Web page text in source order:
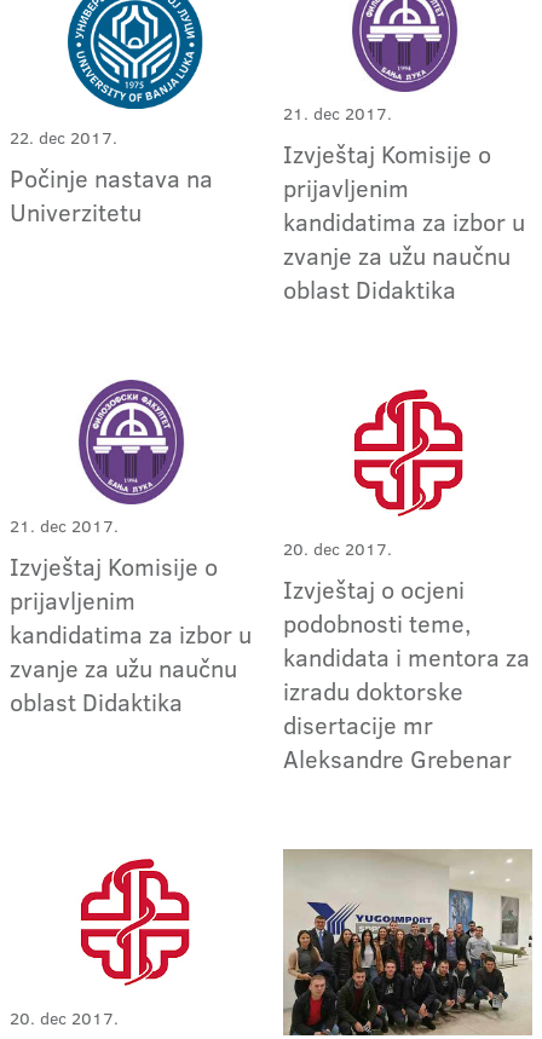
22. dec 2017.
Počinje nastava na
Univerzitetu
21. dec 2017.
Izvještaj Komisije o
prijavljenim
kandidatima za izbor u
zvanje za užu naučnu
oblast Didaktika
21. dec 2017.
Izvještaj Komisije o
prijavljenim
kandidatima za izbor u
zvanje za užu naučnu
oblast Didaktika
20. dec 2017.
Izvještaj o ocjeni
podobnosti teme,
kandidata i mentora za
izradu doktorske
disertacije mr
Aleksandre Grebenar
20. dec 2017.